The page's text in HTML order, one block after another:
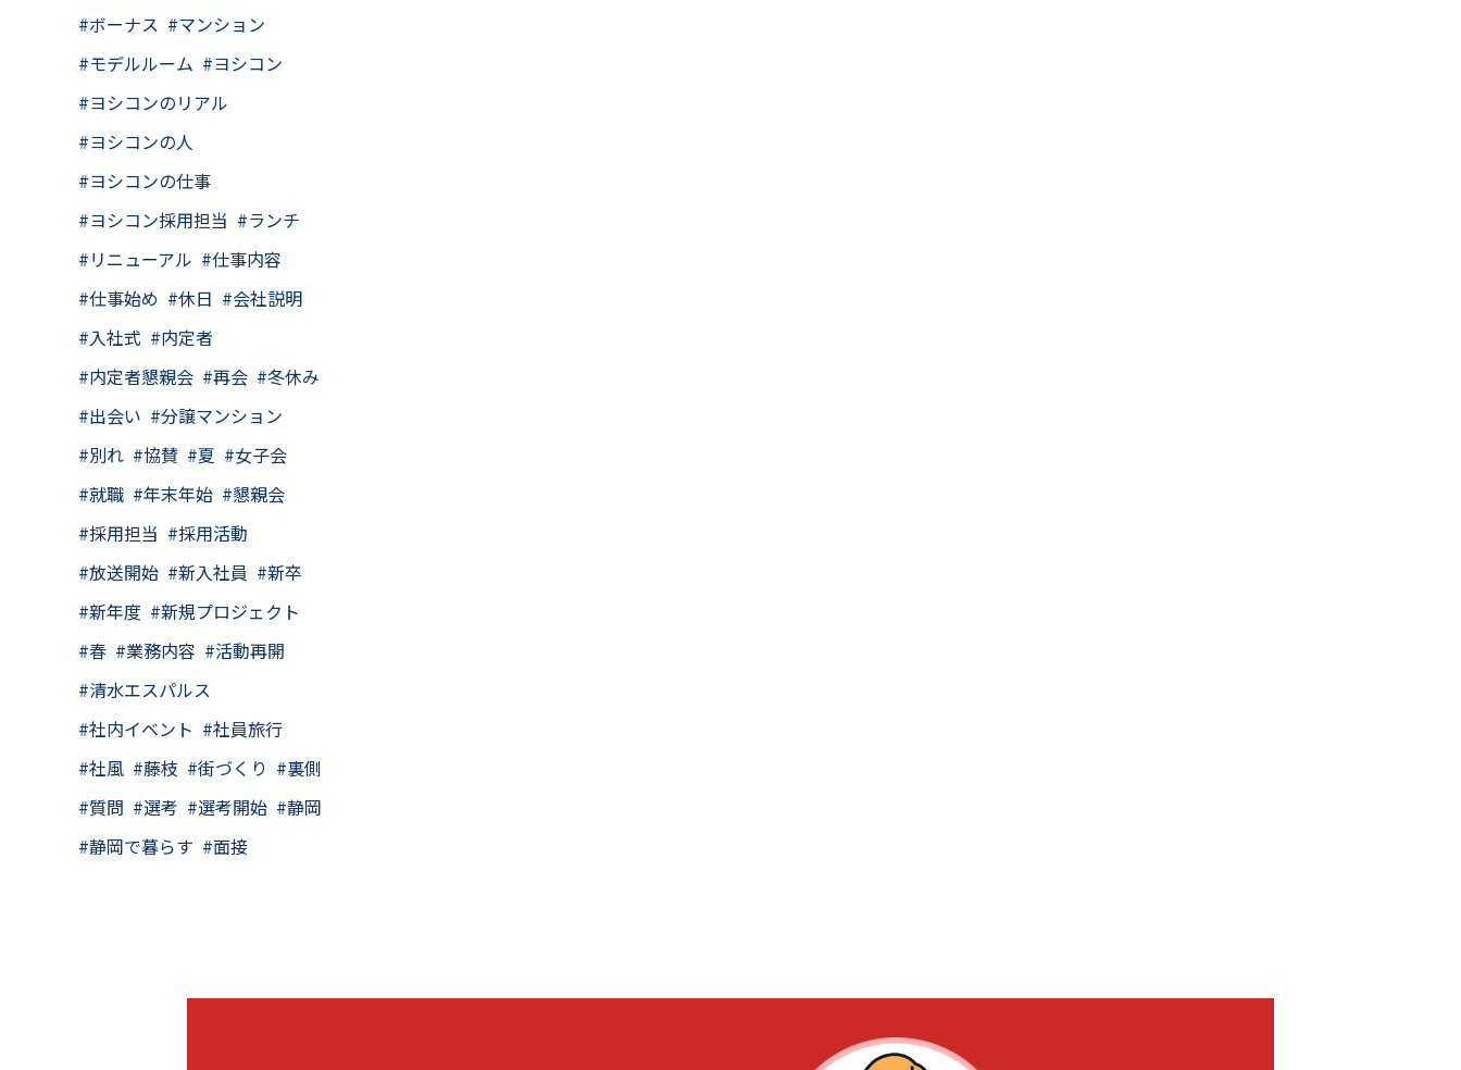
ボーナス
マンション
モデルルーム
ヨシコン
ヨシコンのリアル
ヨシコンの人
ヨシコンの仕事
ヨシコン採用担当
ランチ
リニューアル
仕事内容
仕事始め
休日
会社説明
入社式
内定者
内定者懇親会
再会
冬休み
出会い
分譲マンション
別れ
協賛 夏
女子会
就職
年末年始
懇親会
採用担当
採用活動
放送開始
新入社員
新卒
新年度
新規プロジェクト
春
業務内容
活動再開
清水エスパルス
社内イベント
社員旅行
社風
藤枝 街づくり
裏側
質問
選考 選考開始
静岡
静岡で暮らす
面接